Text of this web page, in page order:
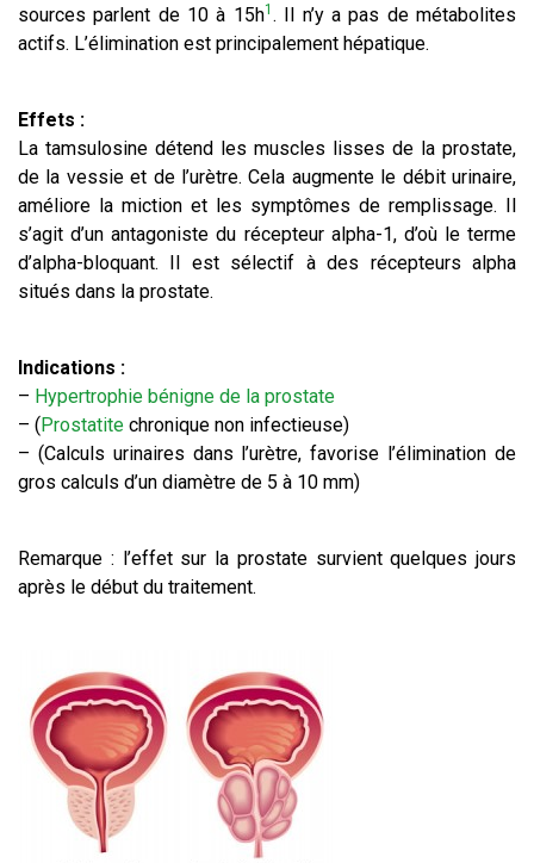
sources parlent de 10 à 15h1 . Il n’y a pas de métabolites
actifs. L’élimination est principalement hépatique.
Effets :
La tamsulosine détend les muscles lisses de la prostate,
de la vessie et de l’urètre. Cela augmente le débit urinaire,
améliore la miction et les symptômes de remplissage. Il
s’agit d’un antagoniste du récepteur alpha-1, d’où le terme
d’alpha-bloquant. Il est sélectif à des récepteurs alpha
situés dans la prostate.
Indications :
– Hypertrophie bénigne de la prostate
– (Prostatite chronique non infectieuse)
– (Calculs urinaires dans l’urètre, favorise l’élimination de
gros calculs d’un diamètre de 5 à 10 mm)
Remarque : l’effet sur la prostate survient quelques jours
après le début du traitement.